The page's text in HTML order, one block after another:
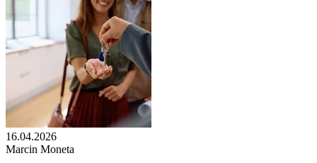
16.04.2026
Marcin Moneta